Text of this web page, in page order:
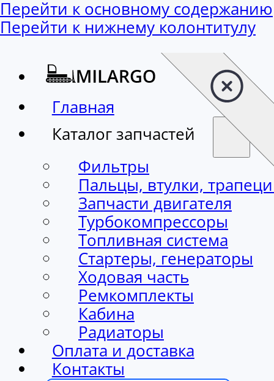
Перейти к основному содержанию
Перейти к нижнему колонтитулу
Главная
Каталог запчастей
Фильтры
Пальцы, втулки,
Запчасти двигателя
Турбокомпрессоры
Топливная система
Стартеры, генераторы
Ходовая часть
Ремкомплекты
Кабина
Радиаторы
Оплата и доставка
Контакты